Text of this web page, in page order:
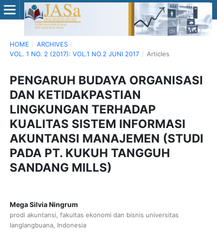
HOME / ARCHIVES /
VOL. 1 NO. 2 (2017): VOL.1 NO.2 JUNI 2017 / Articles
PENGARUH BUDAYA ORGANISASI
DAN KETIDAKPASTIAN
LINGKUNGAN TERHADAP
KUALITAS SISTEM INFORMASI
AKUNTANSI MANAJEMEN (STUDI
PADA PT. KUKUH TANGGUH
SANDANG MILLS)
Mega Silvia Ningrum
prodi akuntansi, fakultas ekonomi dan bisnis universitas
langlangbuana, Indonesia